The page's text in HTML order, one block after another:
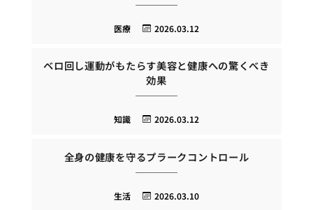
2026.03.12
医療
ベロ回し運動がもたらす美容と健康への驚くべき
効果
2026.03.12
知識
全身の健康を守るプラークコントロール
2026.03.10
生活